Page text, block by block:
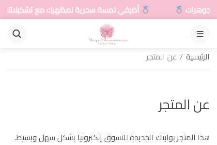
أضيفي لمسة سحرية لمظهرك مع تشكيلاتنا
القائمة
الرئيسية / عن المتجر
عن المتجر
هذا المتجر بوابتك الجديدة للتسوق إلكترونيا بشكل سهل وبسيط.